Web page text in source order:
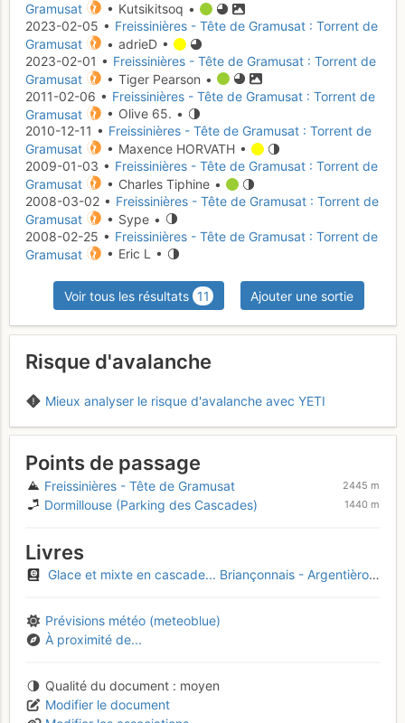
Gramusat
• Kutsikitsoq •
2023-02-05 • Freissinières - Tête de Gramusat : Torrent de
Gramusat
• adrieD •
2023-02-01 • Freissinières - Tête de Gramusat : Torrent de
Gramusat
• Tiger Pearson •
2011-02-06 • Freissinières - Tête de Gramusat : Torrent de
Gramusat
• Olive 65. •
2010-12-11 • Freissinières - Tête de Gramusat : Torrent de
Gramusat
• Maxence HORVATH •
2009-01-03 • Freissinières - Tête de Gramusat : Torrent de
Gramusat
• Charles Tiphine •
2008-03-02 • Freissinières - Tête de Gramusat : Torrent de
Gramusat
• Sype •
2008-02-25 • Freissinières - Tête de Gramusat : Torrent de
Gramusat
• Eric L •
Voir tous les résultats 11 Ajouter une sortie
Risque d'avalanche
Mieux analyser le risque d'avalanche avec YETI
Points de passage
Freissinières - Tête de Gramusat 2445 m
Dormillouse (Parking des Cascades) 1440 m
Livres
Glace et mixte en cascade... Briançonnais - Argentièrois - Embrunais
Prévisions météo (meteoblue)
À proximité de...
Qualité du document
moyen
Modifier le document